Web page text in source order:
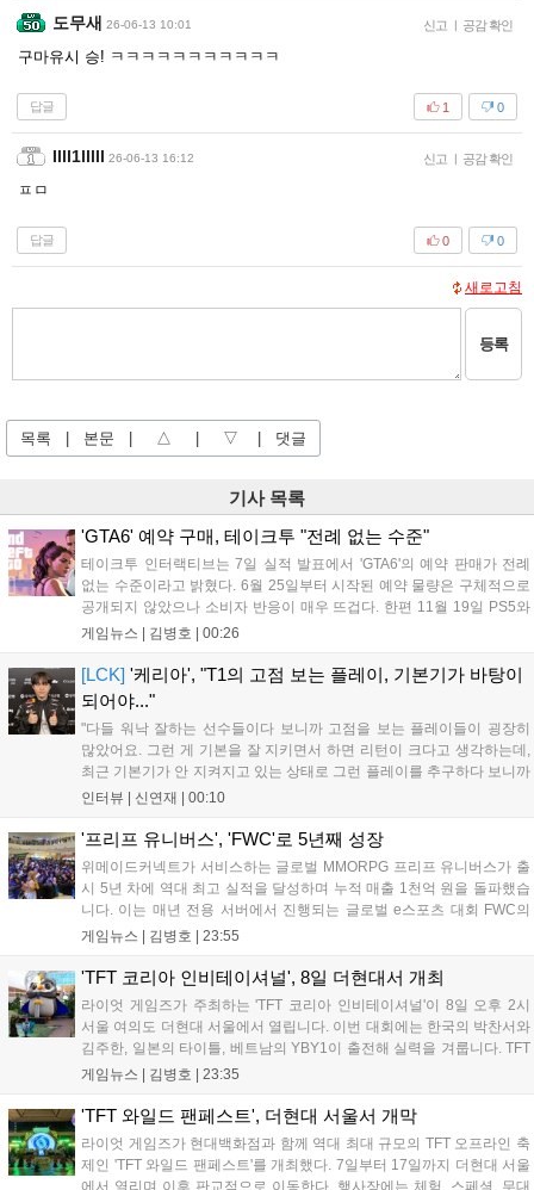
도무새 26-06-13 10:01 신고 | 공감 확인
구마유시 승! ㅋㅋㅋㅋㅋㅋㅋㅋㅋㅋㅋ
답글 0
1
Illl1lllll 26-06-13 16:12 신고 | 공감 확인
ㅍㅁ
답글 0
0
새로고침
등록
목록 본문 △ ▽ 댓글
기사 목록
'GTA6' 예약 구매, 테이크투 "전례 없는 수준"
테이크투 인터랙티브는 7일 실적 발표에서 'GTA6'의 예약 판매가 전례
없는 수준이라고 밝혔다. 6월 25일부터 시작된 예약 물량은 구체적으로
공개되지 않았으나 소비자 반응이 매우 뜨겁다. 한편 11월 19일 PS5와
Xbox 시리즈 X|S로 정식 출시될 예정이며, 록스타 게임즈는 한국 시각
Extended Look'을 최초 공개할 계획이다....
게임뉴스 | 김병호 00:26
[LCK] '케리아', "T1의 고점 보는 플레이, 기본기가 바탕이
되어야..."
"다들 워낙 잘하는 선수들이다 보니까 고점을 보는 플레이들이 굉장히
많았어요. 그런 게 기본을 잘 지키면서 하면 리턴이 크다고 생각하는데,
최근 기본기가 안 지켜지고 있는 상태로 그런 플레이를 추구하다 보니까
팀적으로 안 좋은 사고가 계속 많이 났던 것 같습니다." T1은 6일 서울 종
인터뷰 | 신연재 00:10
'프리프 유니버스', 'FWC'로 5년째 성장
위메이드커넥트가 서비스하는 글로벌 MMORPG 프리프 유니버스가 출
시 5년 차에 역대 최고 실적을 달성하며 누적 매출 1천억 원을 돌파했습
니다. 이는 매년 전용 서버에서 진행되는 글로벌 e스포츠 대회 FWC의
영향이 큽니다. FWC는 이용자가 동일한 조건에서 시즌을 함께 즐기는
대폭 상승하는 성과를 냈습니다. 오는 10월 필리핀 마닐라에서 총상금
11만 달러 규모의 제4회 FWC 그랜드 파이널이 개최될 예정이며, 위메
이드커넥트는 이를 통해 커뮤니티 중심의 장기 성장 모델을 지속할 방침
입니다....
게임뉴스 | 김병호 23:55
'TFT 코리아 인비테이셔널', 8일 더현대서 개최
라이엇 게임즈가 주최하는 'TFT 코리아 인비테이셔널'이 8일 오후 2시
서울 여의도 더현대 서울에서 열립니다. 이번 대회에는 한국의 박찬서와
김주한, 일본의 타이틀, 베트남의 YBY1이 출전해 실력을 겨룹니다. TFT
는 소속팀 없이 개인 자격으로 참가하는 독특한 대회 구조를 가지며, 누
17일까지 이어지는 이번 행사는 신규 세트 체험과 공연 등 다양한 즐길
거리를 제공하며, 이후 현대백화점 판교점에서도 행사가 이어질 예정입
니다. 연말에는 라스베이거스 오픈이 개최됩니다....
게임뉴스 | 김병호 23:35
'TFT 와일드 팬페스트', 더현대 서울서 개막
라이엇 게임즈가 현대백화점과 함께 역대 최대 규모의 TFT 오프라인 축
제인 'TFT 와일드 팬페스트'를 개최했다. 7일부터 17일까지 더현대 서울